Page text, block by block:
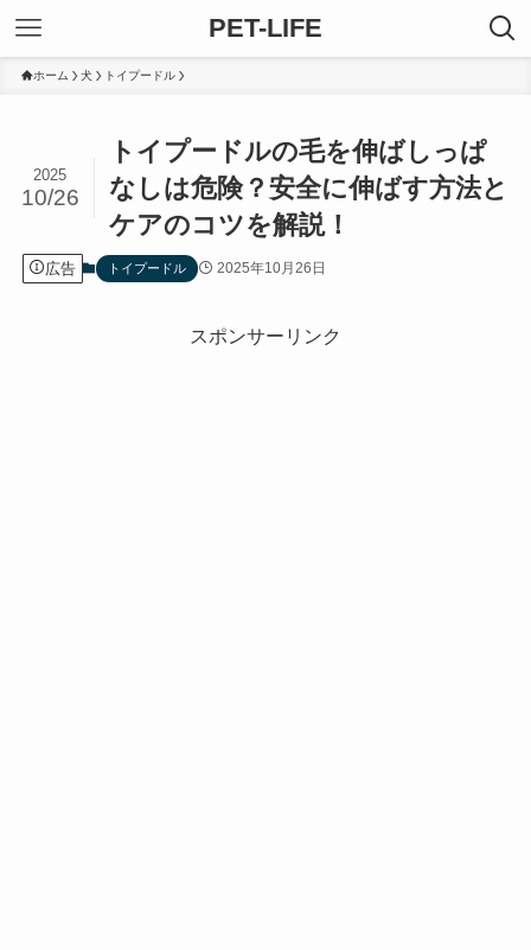
PET-LIFE
ホーム 犬 トイプードル
トイプードルの毛を伸ばしっぱ
なしは危険？安全に伸ばす方法と
ケアのコツを解説！
2025
10/26
広告 トイプードル 2025年10月26日
スポンサーリンク